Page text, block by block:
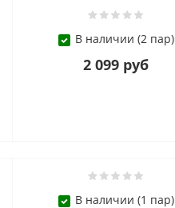
В наличии (2 пар)
2 099 руб
В наличии (1 пар)